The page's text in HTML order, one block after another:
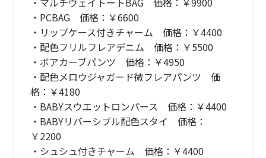
・PCBAG 価格：￥6600
・リップケース付きチャーム 価格：￥4400
・配色フリルフレアデニム 価格：￥5500
・ボアカーブパンツ 価格：￥4950
・配色メロウジャガード微フレアパンツ 価
格：￥4180
・BABYスウエットロンパース 価格：￥4400
・BABYリバーシブル配色スタイ 価格：
￥2200
・シュシュ付きチャーム 価格：￥4400